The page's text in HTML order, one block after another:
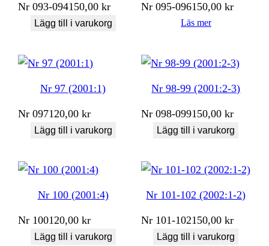
Nr 093-094150,00kr
Lägg till i varukorg
Nr 095-096150,00kr
Läs mer
Nr 97 (2001:1)
Nr 097120,00kr
Lägg till i varukorg
Nr 98-99 (2001:2-3)
Nr 098-099150,00kr
Lägg till i varukorg
Nr 100 (2001:4)
Nr 100120,00kr
Lägg till i varukorg
Nr 101-102 (2002:1-2)
Nr 101-102150,00kr
Lägg till i varukorg